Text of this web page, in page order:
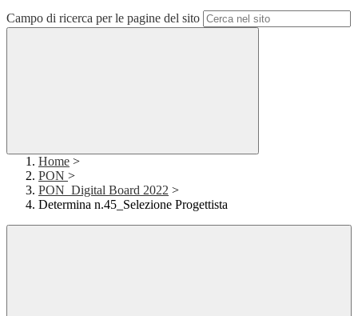
Campo di ricerca per le pagine del sito
Home >
PON >
PON_Digital Board 2022 >
Determina n.45_Selezione Progettista